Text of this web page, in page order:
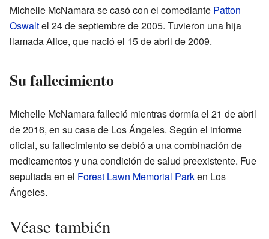
Michelle McNamara se casó con el comediante Patton
Oswaltel 24 de septiembre de 2005. Tuvieron una hija
llamada Alice, que nació el 15 de abril de 2009.
Su fallecimiento
Michelle McNamara falleció mientras dormía el 21 de abril
de 2016, en su casa de Los Ángeles. Según el informe
oficial, su fallecimiento se debió a una combinación de
medicamentos y una condición de salud preexistente. Fue
sepultada en el Forest Lawn Memorial Parken Los
Ángeles.
Véase también